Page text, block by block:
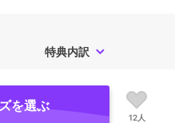
特典内訳
を選ぶ
12人